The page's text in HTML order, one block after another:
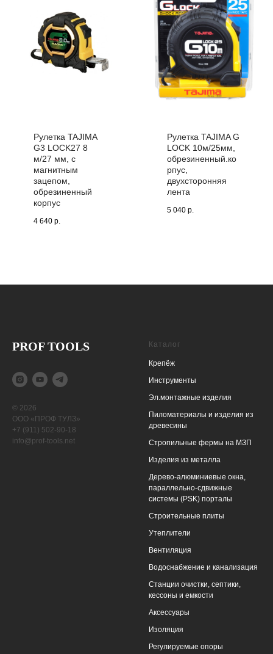
Рулетка TAJIMA
G3 LOCK27 8
м/27 мм, с
магнитным
зацепом,
обрезиненный
корпус
4 640 р.
Рулетка TAJIMA G
LOCK 10м/25мм,
обрезиненный.ко
рпус,
двухсторонняя
лента
5 040 р.
PROF TOOLS
© 2026
ООО «ПРОФ ТУЛЗ»
+7 (911) 502-90-18
info@prof-tools.net
Каталог
Крепёж
Инструменты
Эл.монтажные изделия
Пиломатериалы и изделия из
древесины
Cтропильные фермы на МЗП
Изделия из металла
Дерево-алюминиевые окна,
параллельно-сдвижные
системы (PSK) порталы
Строительные плиты
Утеплители
Вентиляция
Водоснабжение и канализация
Станции очистки, cептики,
кессоны и емкости
Аксессуары
Изоляция
Регулируемые опоры